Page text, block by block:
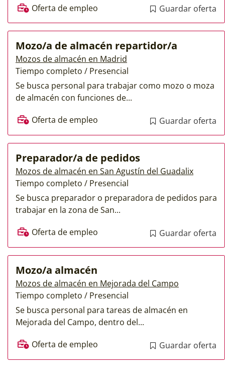
Oferta de empleo Guardar oferta
Mozo/a de almacén repartidor/a
Mozos de almacén en Madrid
Tiempo completo / Presencial
Se busca personal para trabajar como mozo o moza
de almacén con funciones de...
Oferta de empleo
Guardar oferta
Preparador/a de pedidos
Mozos de almacén en San Agustín del Guadalix
Tiempo completo / Presencial
Se busca preparador o preparadora de pedidos para
trabajar en la zona de San...
Oferta de empleo
Guardar oferta
Mozo/a almacén
Mozos de almacén en Mejorada del Campo
Tiempo completo / Presencial
Se busca personal para tareas de almacén en
Mejorada del Campo, dentro del...
Oferta de empleo
Guardar oferta